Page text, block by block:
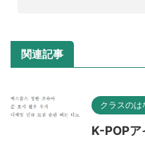
関連記事
クラスのは
K-POPア